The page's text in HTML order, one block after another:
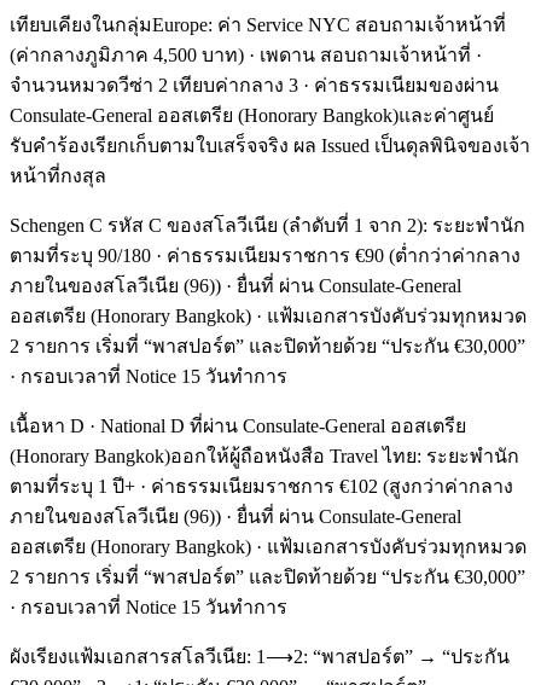
เทียบเคียงในกลุ่มEurope: ค่า Service NYC สอบถามเจ้าหน้าที่
(ค่ากลางภูมิภาค 4,500 บาท) · เพดาน สอบถามเจ้าหน้าที่ ·
จำนวนหมวดวีซ่า 2 เทียบค่ากลาง 3 · ค่าธรรมเนียมของผ่าน
Consulate-General ออสเตรีย (Honorary Bangkok)และค่าศูนย์
รับคำร้องเรียกเก็บตามใบเสร็จจริง ผล Issued เป็นดุลพินิจของเจ้า
หน้าที่กงสุล
Schengen C รหัส C ของสโลวีเนีย (ลำดับที่ 1 จาก 2): ระยะพำนัก
ตามที่ระบุ 90/180 · ค่าธรรมเนียมราชการ €90 (ต่ำกว่าค่ากลาง
ภายในของสโลวีเนีย (96)) · ยื่นที่ ผ่าน Consulate-General
ออสเตรีย (Honorary Bangkok) · แฟ้มเอกสารบังคับร่วมทุกหมวด
2 รายการ เริ่มที่ “พาสปอร์ต” และปิดท้ายด้วย “ประกัน €30,000”
· กรอบเวลาที่ Notice 15 วันทำการ
เนื้อหา D · National D ที่ผ่าน Consulate-General ออสเตรีย
(Honorary Bangkok)ออกให้ผู้ถือหนังสือ Travel ไทย: ระยะพำนัก
ตามที่ระบุ 1 ปี+ · ค่าธรรมเนียมราชการ €102 (สูงกว่าค่ากลาง
ภายในของสโลวีเนีย (96)) · ยื่นที่ ผ่าน Consulate-General
ออสเตรีย (Honorary Bangkok) · แฟ้มเอกสารบังคับร่วมทุกหมวด
2 รายการ เริ่มที่ “พาสปอร์ต” และปิดท้ายด้วย “ประกัน €30,000”
· กรอบเวลาที่ Notice 15 วันทำการ
ผังเรียงแฟ้มเอกสารสโลวีเนีย: 1⟶2: “พาสปอร์ต” → “ประกัน